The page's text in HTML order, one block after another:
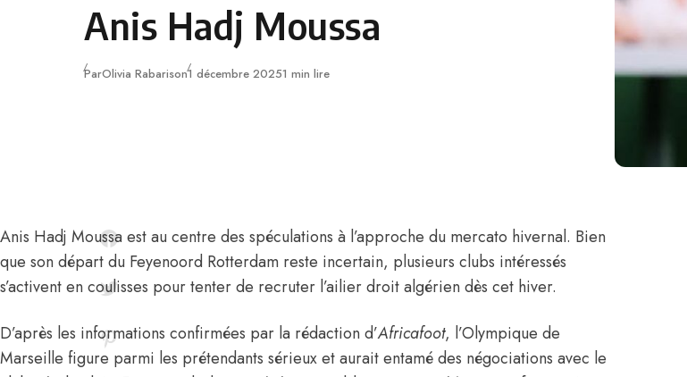
Anis Hadj Moussa
ParOlivia RabarisonPublié
1 décembre 20251 min lire
Anis Hadj Moussa est au centre des spéculations à l’approche du mercato hivernal. Bien
que son départ du Feyenoord Rotterdam reste incertain, plusieurs clubs intéressés
s’activent en coulisses pour tenter de recruter l’ailier droit algérien dès cet hiver.
D’après les informations confirmées par la rédaction d’Africafoot, l’Olympique de
Marseille figure parmi les prétendants sérieux et aurait entamé des négociations avec le